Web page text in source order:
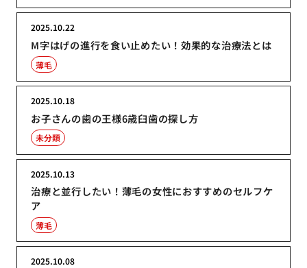
M字はげの進行を食い止めたい！効果的な治療法とは
2025.10.22
薄毛
お子さんの歯の王様6歳臼歯の探し方
2025.10.18
未分類
治療と並行したい！薄毛の女性におすすめのセルフケ
ア
2025.10.13
薄毛
2025.10.08